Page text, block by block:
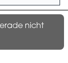
nicht